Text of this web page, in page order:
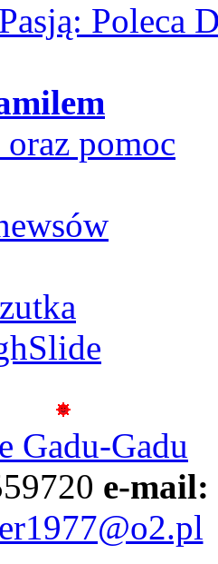
Poleca
pomoc
Gadu-Gadu
e-mail: